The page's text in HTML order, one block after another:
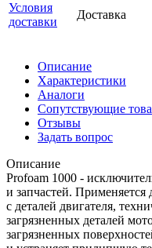
Условия
доставки
Доставка
Описание
Характеристики
Аналоги
Сопутствующие
Отзывы
Задать вопрос
Описание
Profoam 1000 -
и запчастей. Применяется
с деталей двигателя,
загрязненных деталей
загрязненных